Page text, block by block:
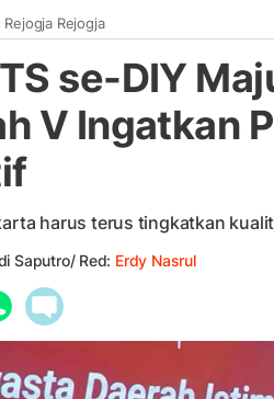
Rejogja Rejogja
se-DIY
V Ingatkan
harus terus tingkatkan
Saputro/ Red: Erdy Nasrul